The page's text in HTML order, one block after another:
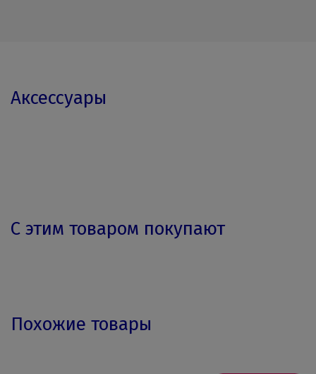
Аксессуары
С этим товаром покупают
Похожие товары